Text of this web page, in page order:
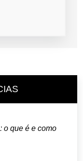
o que é e como